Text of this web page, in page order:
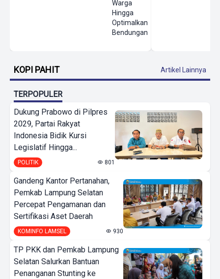
Warga
Hingga
Optimalkan
Bendungan
KOPI PAHIT Artikel Lainnya
TERPOPULER
Dukung Prabowo di Pilpres
2029, Partai Rakyat
Indonesia Bidik Kursi
Legislatif Hingga...
POLITIK 801
Gandeng Kantor Pertanahan,
Pemkab Lampung Selatan
Percepat Pengamanan dan
Sertifikasi Aset Daerah
KOMINFO LAMSEL 930
TP PKK dan Pemkab Lampung
Selatan Salurkan Bantuan
Penanganan Stunting ke